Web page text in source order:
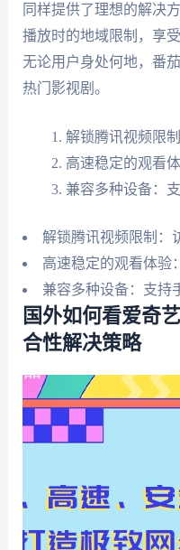
同样提供了理想的解决
播放时的地域限制，享
无论用户身处何地，番
热门影视剧。
解锁腾讯视频限
高速稳定的观看
兼容多种设备：
解锁腾讯视频限制：
高速稳定的观看体验
兼容多种设备：支持
国外如何看爱奇
合性解决策略